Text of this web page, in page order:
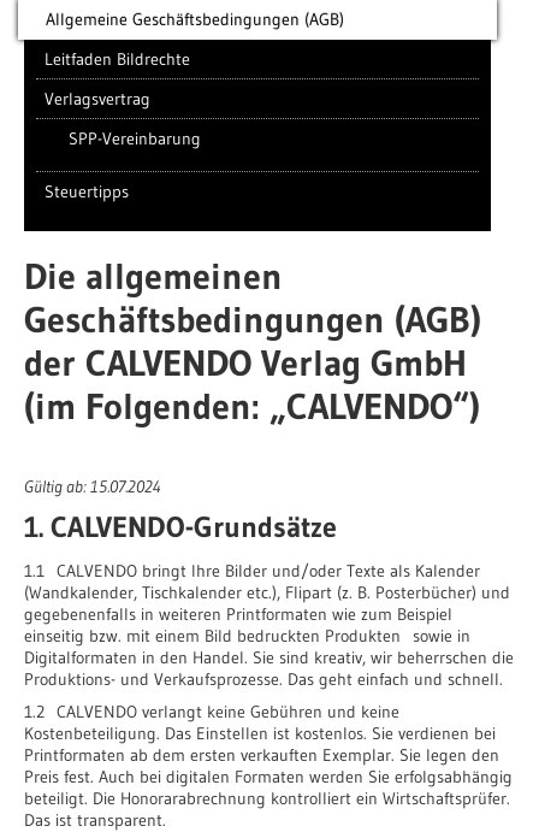
Allgemeine Geschäftsbedingungen (AGB)
Leitfaden Bildrechte
Verlagsvertrag
SPP-Vereinbarung
Steuertipps
Die allgemeinen
Geschäftsbedingungen (AGB)
der CALVENDO Verlag GmbH
(im Folgenden: „CALVENDO“)
Gültig ab: 15.07.2024
1. CALVENDO-Grundsätze
1.1 CALVENDO bringt Ihre Bilder und/oder Texte als Kalender
(Wandkalender, Tischkalender etc.), Flipart (z. B. Posterbücher) und
gegebenenfalls in weiteren Printformaten wie zum Beispiel
einseitig bzw. mit einem Bild bedruckten Produkten sowie in
Digitalformaten in den Handel. Sie sind kreativ, wir beherrschen die
Produktions- und Verkaufsprozesse. Das geht einfach und schnell.
1.2 CALVENDO verlangt keine Gebühren und keine
Kostenbeteiligung. Das Einstellen ist kostenlos. Sie verdienen bei
Printformaten ab dem ersten verkauften Exemplar. Sie legen den
Preis fest. Auch bei digitalen Formaten werden Sie erfolgsabhängig
beteiligt. Die Honorarabrechnung kontrolliert ein Wirtschaftsprüfer.
Das ist transparent.